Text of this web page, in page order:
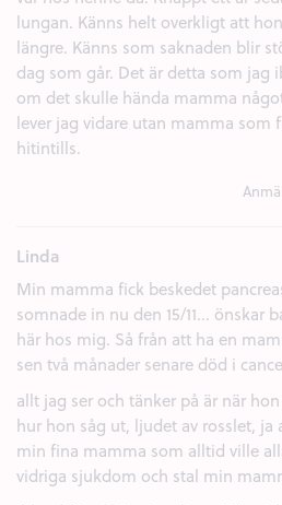
lungan. Känns helt overkligt att
längre. Känns som saknaden blir
dag som går. Det är detta som jag
om det skulle hända mamma
lever jag vidare utan mamma
hitintills.
Anmäl
Linda
Min mamma fick beskedet
somnade in nu den 15/11... önskar
här hos mig. Så från att ha en
sen två månader senare död i
allt jag ser och tänker på är när
hur hon såg ut, ljudet av rosslet, ja
min fina mamma som alltid ville
vidriga sjukdom och stal min